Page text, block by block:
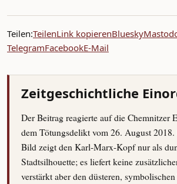
Teilen:TeilenLink kopierenBluesky
TelegramFacebookE-Mail
Zeitgeschichtliche
Der Beitrag reagierte auf die Chemnitzer
dem Tötungsdelikt vom 26. August
Bild zeigt den Karl-Marx-Kopf nur als
Stadtsilhouette; es liefert keine
verstärkt aber den düsteren,